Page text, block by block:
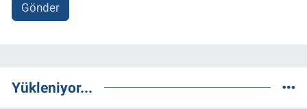
Gönder
Yükleniyor...